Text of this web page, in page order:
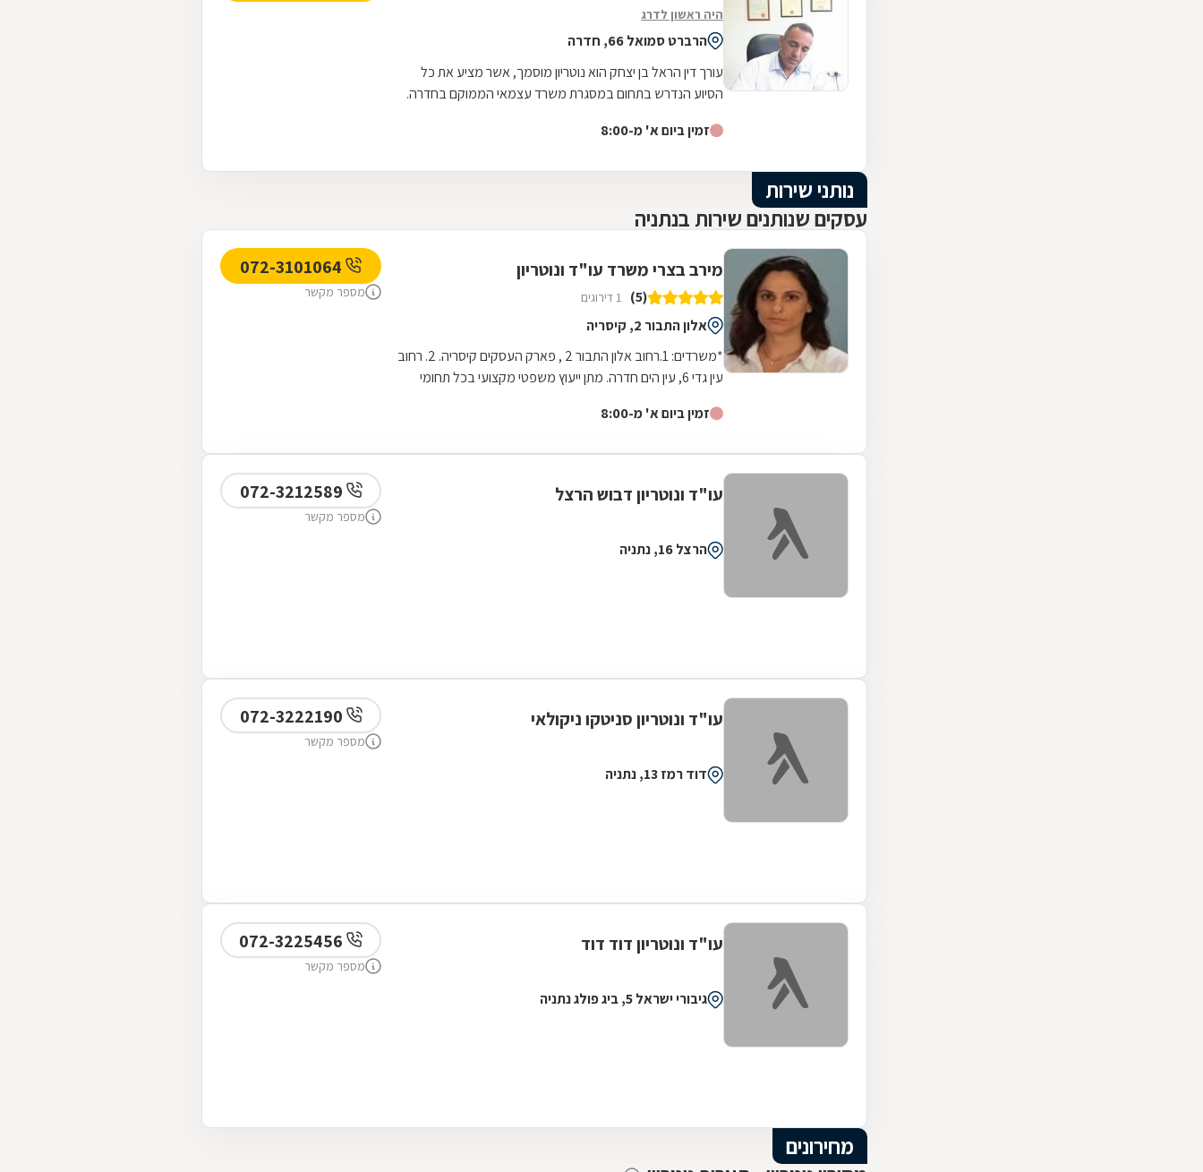
היה ראשון לדרג
הרברט סמואל 66, חדרה
עורך דין הראל בן יצחק הוא נוטריון מוסמך, אשר מציע את כל
הסיוע הנדרש בתחום במסגרת משרד עצמאי הממוקם בחדרה.
זמין ביום א' מ-8:00
נותני שירות
עסקים שנותנים שירות בנתניה
מירב בצרי משרד עו"ד ונוטריון
(5) 1 דירוגים
אלון התבור 2, קיסריה
*משרדים: 1.רחוב אלון התבור 2 , פארק העסקים קיסריה. 2. רחוב
עין גדי 6, עין הים חדרה. מתן ייעוץ משפטי מקצועי בכל תחומי
זמין ביום א' מ-8:00
מספר מקשר
עו"ד ונוטריון דבוש הרצל
הרצל 16, נתניה
מספר מקשר
עו"ד ונוטריון סניטקו ניקולאי
דוד רמז 13, נתניה
מספר מקשר
עו"ד ונוטריון דוד דוד
גיבורי ישראל 5, ביג פולג נתניה
מספר מקשר
מחירונים